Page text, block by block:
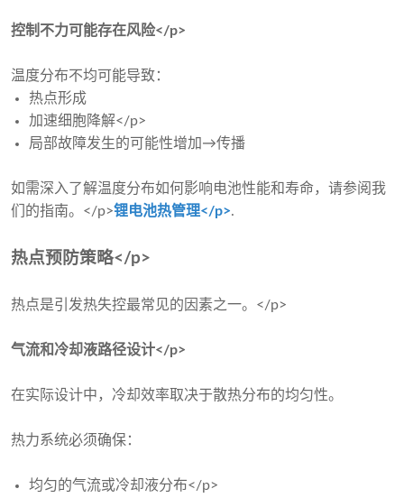
控制不力可能存在风险</p>
温度分布不均可能导致：
热点形成
加速细胞降解</p>
局部故障发生的可能性增加→传播
如需深入了解温度分布如何影响电池性能和寿命，请参阅我
们的指南。</p>锂电池热管理</p>.
热点预防策略</p>
热点是引发热失控最常见的因素之一。</p>
气流和冷却液路径设计</p>
在实际设计中，冷却效率取决于散热分布的均匀性。
热力系统必须确保：
均匀的气流或冷却液分布</p>